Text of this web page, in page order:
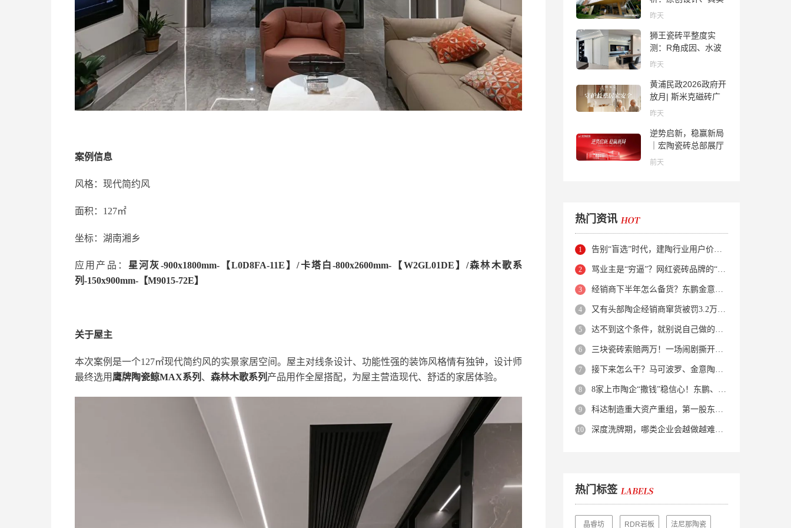
案例信息
风格：现代简约风
面积：127㎡
坐标：湖南湘乡
应用产品： 星河灰-900x1800mm-【L0D8FA-11E】/卡塔白-800x2600mm-【W2GL01DE】/森林木歌系
列-150x900mm-【M9015-72E】
关于屋主
本次案例是一个127㎡现代简约风的实景家居空间。屋主对线条设计、功能性强的装饰风格情有独钟，设计师
最终选用 鹰牌陶瓷鲸MAX系列 、 森林木歌系列 产品用作全屋搭配，为屋主营造现代、舒适的家居体验。
质感与市场口碑全览
昨天
狮王瓷砖平整度实
测：R角成因、水波
纹真相、辊棒印解析
昨天
黄浦民政2026政府开
放月| 斯米克磁砖广
场适老化体验中心正
昨天
逆势启新，稳赢新局
｜宏陶瓷砖总部展厅
焕新升级开工大吉
前天
热门资讯
告别“盲选”时代，建陶行业用户价值正在被改写！
骂业主是“穷逼”？网红瓷砖品牌的“真实面目”被揭开了！
经销商下半年怎么备货？东鹏金意陶马可波罗等10大品牌集体亮剑
又有头部陶企经销商窜货被罚3.2万！品牌区域保护岌岌可危？
达不到这个条件，就别说自己做的是质感砖！
三块瓷砖索赔两万！一场闹剧撕开了装修“碰瓷”的遮羞布
接下来怎么干？马可波罗、金意陶、蒙娜丽莎、箭牌、欧神诺、宏宇…
8家上市陶企“撒钱”稳信心！东鹏、蒙娜丽莎等启动回购增持
科达制造重大资产重组，第一股东易主！
深度洗牌期，哪类企业会越做越难？哪类企业能逆势突围？
热门标签
晶睿坊 RDR岩板 法尼那陶瓷